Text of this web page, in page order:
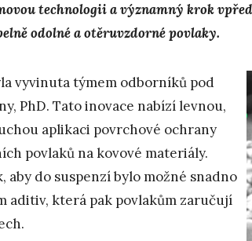
technologii a významný krok
odolné a otěruvzdorné povlaky.
vyvinuta týmem odborníků pod
PhD. Tato inovace nabízí levnou,
aplikaci povrchové ochrany
povlaků na kovové materiály.
aby do suspenzí bylo možné snadno
aditiv, která pak povlakům zaručují